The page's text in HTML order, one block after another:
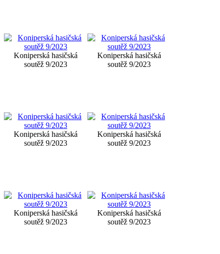
Koniperská hasičská
soutěž 9/2023
Koniperská hasičská
soutěž 9/2023
Koniperská hasičská
soutěž 9/2023
Koniperská hasičská
soutěž 9/2023
Koniperská hasičská
soutěž 9/2023
Koniperská hasičská
soutěž 9/2023